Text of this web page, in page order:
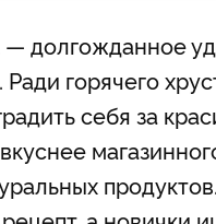
долгожданное
горячего
себя за